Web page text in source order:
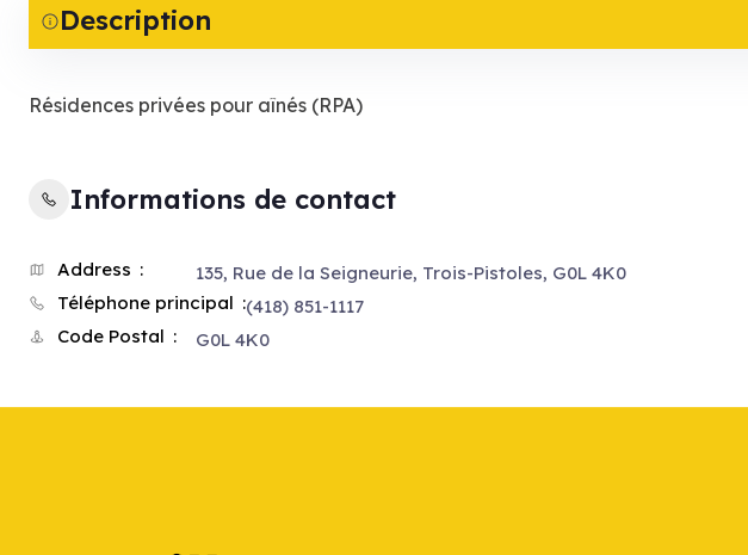
Description
Résidences privées pour aînés (RPA)
Informations de contact
Address
135, Rue de la Seigneurie, Trois-Pistoles, G0L 4K0
Téléphone principal
(418) 851-1117
Code Postal
G0L 4K0